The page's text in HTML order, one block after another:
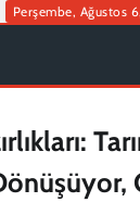
Perşembe, Ağustos